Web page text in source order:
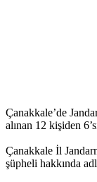
Çanakkale’de
alınan 12 kişiden
Çanakkale İl
şüpheli hakkında